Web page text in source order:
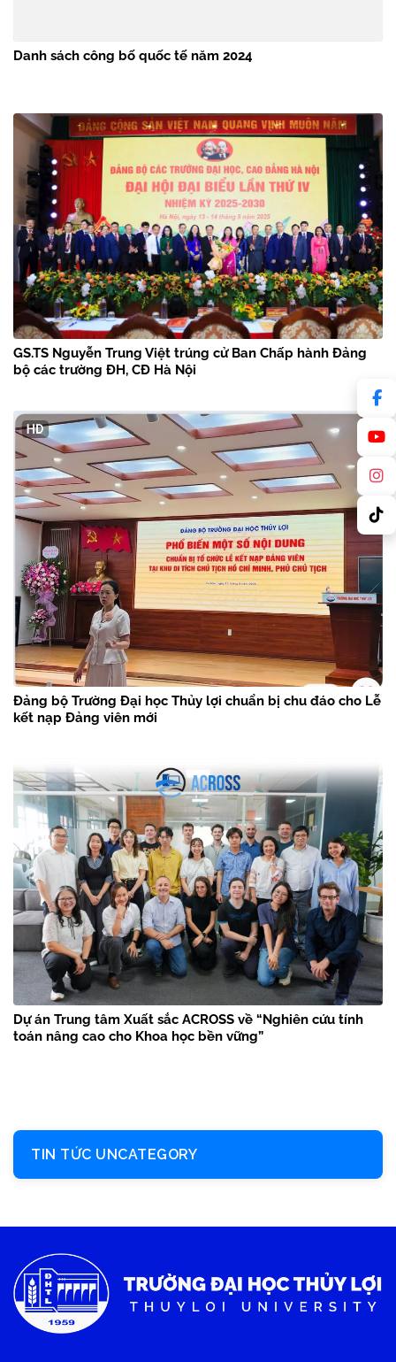
Danh sách công bố quốc tế năm 2024
GS.TS Nguyễn Trung Việt trúng cử Ban Chấp hành Đảng
bộ các trường ĐH, CĐ Hà Nội
Đảng bộ Trường Đại học Thủy lợi chuẩn bị chu đáo cho Lễ
kết nạp Đảng viên mới
Dự án Trung tâm Xuất sắc ACROSS về “Nghiên cứu tính
toán nâng cao cho Khoa học bền vững”
TIN TỨC UNCATEGORY